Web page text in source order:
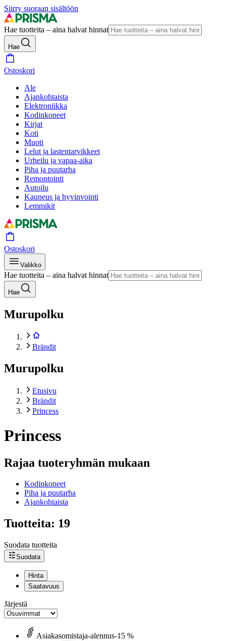
Siirry suoraan sisältöön
Hae tuotteita – aina halvat hinnat
Hae
Ostoskori
Ale
Ajankohtaista
Elektroniikka
Kodinkoneet
Kirjat
Koti
Muoti
Lelut ja lastentarvikkeet
Urheilu ja vapaa-aika
Piha ja puutarha
Remontointi
Autoilu
Kauneus ja hyvinvointi
Lemmikit
Ostoskori
Valikko
Hae tuotteita – aina halvat hinnat
Hae
Murupolku
Brändit
Murupolku
Etusivu
Brändit
Princess
Princess
Rajaa tuoteryhmän mukaan
Kodinkoneet
Piha ja puutarha
Ajankohtaista
Tuotteita: 19
Suodata tuotteita
Suodata
Hinta
Saatavuus
Järjestä
Asiakasomistaja-alennus-15 %